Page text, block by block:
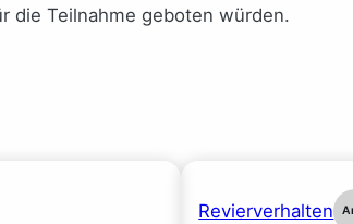
die Teilnahme geboten würden.
Revierverhalten